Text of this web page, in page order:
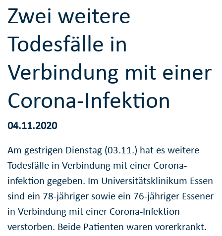
Zwei weitere
Todesfälle in
Verbindung mit einer
Corona-Infektion
04.11.2020
Am gestrigen Dienstag (03.11.) hat es weitere
Todesfälle in Verbindung mit einer Corona-
infektion gegeben. Im Universitätsklinikum Essen
sind ein 78-jähriger sowie ein 76-jähriger Essener
in Verbindung mit einer Corona-Infektion
verstorben. Beide Patienten waren vorerkrankt.